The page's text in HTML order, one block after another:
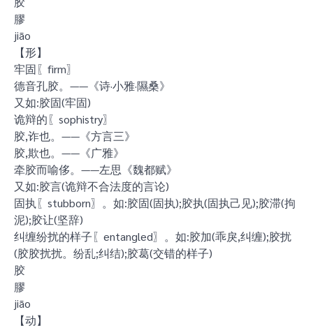
膠
jiāo
【形】
牢固〖firm〗
德音孔胶。——《诗·小雅·隰桑》
又如:胶固(牢固)
诡辩的〖sophistry〗
胶,诈也。——《方言三》
胶,欺也。——《广雅》
牵胶而喻侈。——左思《魏都赋》
又如:胶言(诡辩不合法度的言论)
固执〖stubborn〗。如:胶固(固执);胶执(固执己见);胶滞(拘
泥);胶让(坚辞)
纠缠纷扰的样子〖entangled〗。如:胶加(乖戾,纠缠);胶扰
(胶胶扰扰。纷乱;纠结);胶葛(交错的样子)
胶
膠
jiāo
【动】